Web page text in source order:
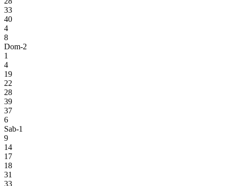
33
40
4
8
Dom-2
1
4
19
22
28
39
37
6
Sab-1
9
14
17
18
31
33